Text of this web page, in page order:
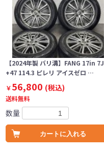
【2024年製 バリ溝】FANG 17in 7J
+47 114.3 ピレリ アイスゼロ …
￥56,800 (税込)
送料無料
数量
カートに入れる